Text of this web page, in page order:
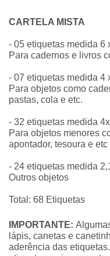
CARTELA MISTA
- 05 etiquetas medida 6
Para cadernos e livros
- 07 etiquetas medida 4
Para objetos como
pastas, cola e etc.
- 32 etiquetas medida
Para objetos menores
apontador, tesoura e etc
- 24 etiquetas medida
Outros objetos
Total: 68 Etiquetas
IMPORTANTE:
lápis, canetas e
aderência das